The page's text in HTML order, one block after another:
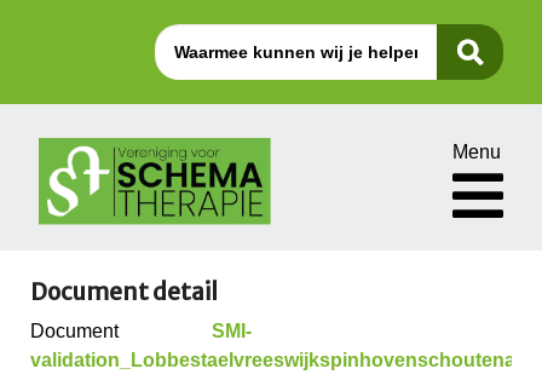
Menu
Document detail
Document
SMI-